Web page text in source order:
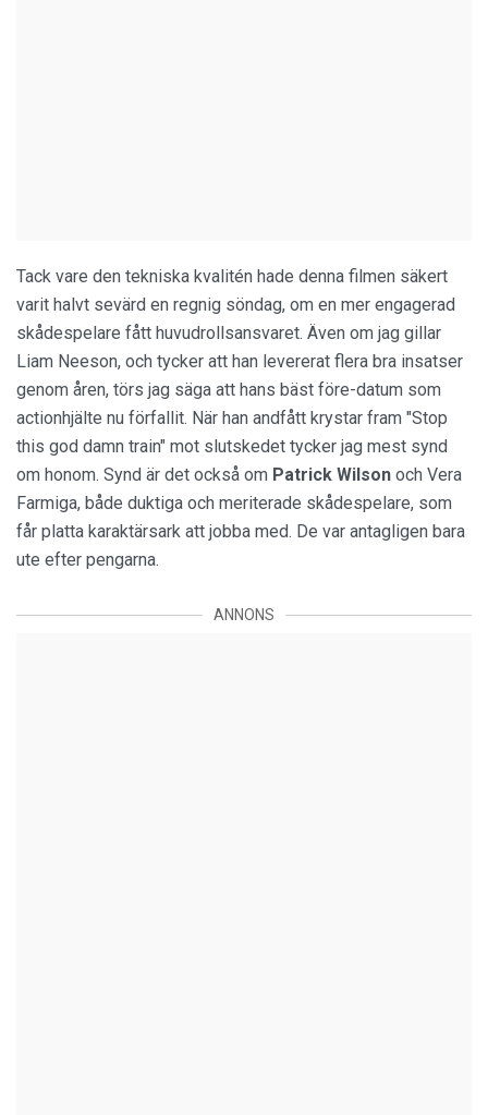
Tack vare den tekniska kvalitén hade denna filmen säkert
varit halvt sevärd en regnig söndag, om en mer engagerad
skådespelare fått huvudrollsansvaret. Även om jag gillar
Liam Neeson, och tycker att han levererat flera bra insatser
genom åren, törs jag säga att hans bäst före-datum som
actionhjälte nu förfallit. När han andfått krystar fram "Stop
this god damn train" mot slutskedet tycker jag mest synd
om honom. Synd är det också om Patrick Wilson och Vera
Farmiga, både duktiga och meriterade skådespelare, som
får platta karaktärsark att jobba med. De var antagligen bara
ute efter pengarna.
ANNONS